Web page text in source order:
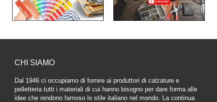
CHI SIAMO
Dal 1946 ci occupiamo di fornire ai produttori di calzature e
pelletteria tutti i materiali di cui hanno bisogno per dare forma alle
idee che rendono famoso lo stile italiano nel mondo. La continua